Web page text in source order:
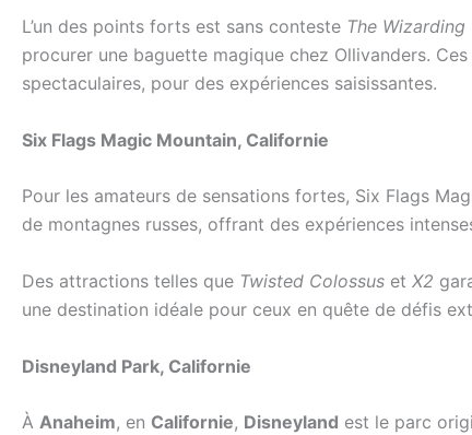
L’un des points forts est sans conteste The
procurer une baguette magique chez Ollivanders.
spectaculaires, pour des expériences saisissantes.
Six Flags Magic Mountain, Californie
Pour les amateurs de sensations fortes, Six Flags
de montagnes russes, offrant des expériences
Des attractions telles que Twisted Colossus et X2
une destination idéale pour ceux en quête de défis
Disneyland Park, Californie
À Anaheim, en Californie, Disneyland est le parc